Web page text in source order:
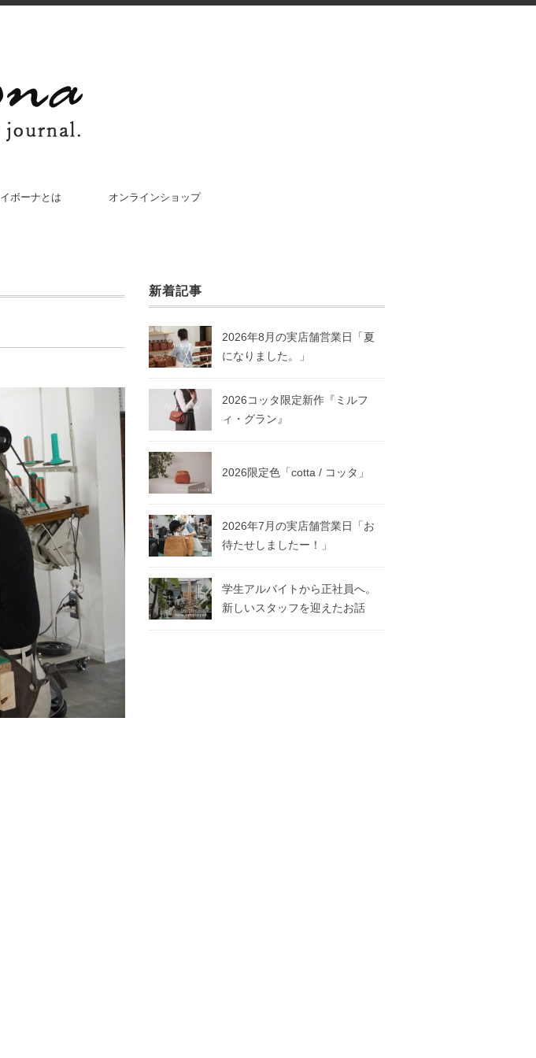
イボーナとは オンラインショップ
新着記事
2026年8月の実店舗営業日「夏
になりました。」
2026コッタ限定新作『ミルフ
ィ・グラン』
2026限定色「cotta / コッタ」
2026年7月の実店舗営業日「お
待たせしましたー！」
学生アルバイトから正社員へ。
新しいスタッフを迎えたお話